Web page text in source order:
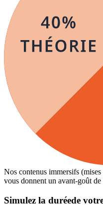
Nos contenus immersifs
vous donnent un avant-goût
Simulez la duréede